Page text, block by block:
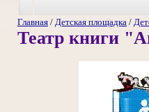
Главная / Детская площадка /
Театр книги